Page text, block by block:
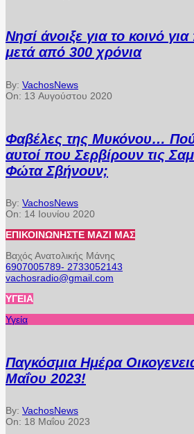
Νησί άνοιξε για το κοινό
μετά από 300 χρόνια
By: VachosNews
On: 13 Αυγούστου 2020
Φαβέλες της Μυκόνου… Πού
αυτοί που Σερβίρουν τις
Φώτα Σβήνουν;
By: VachosNews
On: 14 Ιουνίου 2020
ΕΠΙΚΟΙΝΩΝΉΣΤΕ ΜΑΖΊ ΜΑΣ
Βαχός Ανατολικής Μάνης
6907005789- 2733052143
vachosradio@gmail.com
ΥΓΕΊΑ
Υγεία
Παγκόσμια Ημέρα
Μαΐου 2023!
By: VachosNews
On: 18 Μαΐου 2023